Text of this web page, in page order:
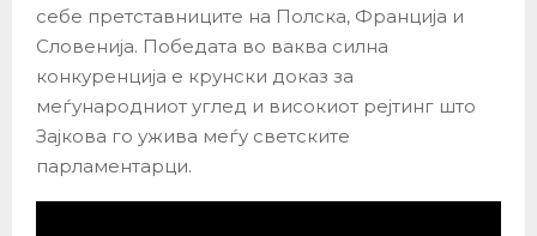
себе претставниците на Полска, Франција и
Словенија. Победата во ваква силна
конкуренција е крунски доказ за
меѓународниот углед и високиот рејтинг што
Зајкова го ужива меѓу светските
парламентарци.